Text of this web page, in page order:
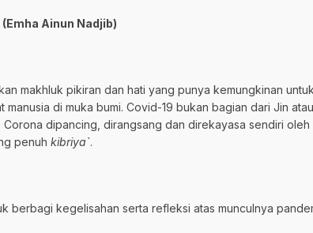
Ainun Nadjib)
makhluk pikiran dan hati yang punya kemungkinan
di muka bumi. Covid-19 bukan bagian dari Jin
dipancing, dirangsang dan direkayasa sendiri
penuh kibriya`.
berbagi kegelisahan serta refleksi atas munculnya